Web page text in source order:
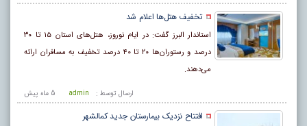
تخفیف هتل‌ها اعلام شد
استاندار البرز گفت: در ایام نوروز، هتل‌های استان ۱۵ تا ۳۰
درصد و رستوران‌ها ۲۰ تا ۴۰ درصد تخفیف به مسافران ارائه
می‌دهند.
5 ماه پيش ارسال توسط : admin
افتتاح نزدیک بیمارستان جدید کمالشهر